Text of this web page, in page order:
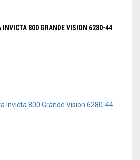
800 GRANDE VISION 6280-44